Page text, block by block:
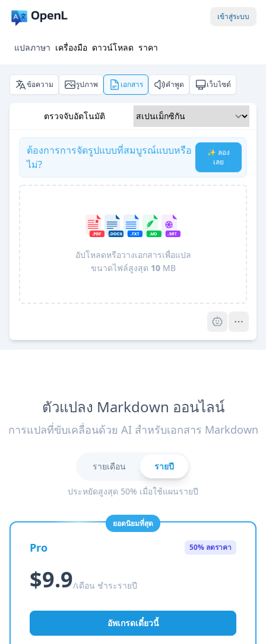
เข้าสู่ระบบ
แปลภาษา เครื่องมือ ดาวน์โหลด ราคา
ข้อความ รูปภาพ เอกสาร คำพูด เว็บไซต์
ตรวจจับอัตโนมัติ
ต้องการการจัดรูปแบบที่สมบูรณ์แบบหรือ
ไม่?
✨ ลอง
เลย
อัปโหลดหรือวางเอกสารเพื่อแปล
ขนาดไฟล์สูงสุด 10MB
ตัวแปลง Markdown ออนไลน์
การแปลที่ขับเคลื่อนด้วย AI สำหรับเอกสาร Markdown
รายเดือน รายปี
ประหยัดสูงสุด 50% เมื่อใช้แผนรายปี
ยอดนิยมที่สุด
Pro 50% ลดราคา
$9.9/เดือน ชำระรายปี
อัพเกรดเดี๋ยวนี้